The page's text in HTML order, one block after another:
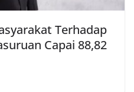
Terhadap
Capai 88,82